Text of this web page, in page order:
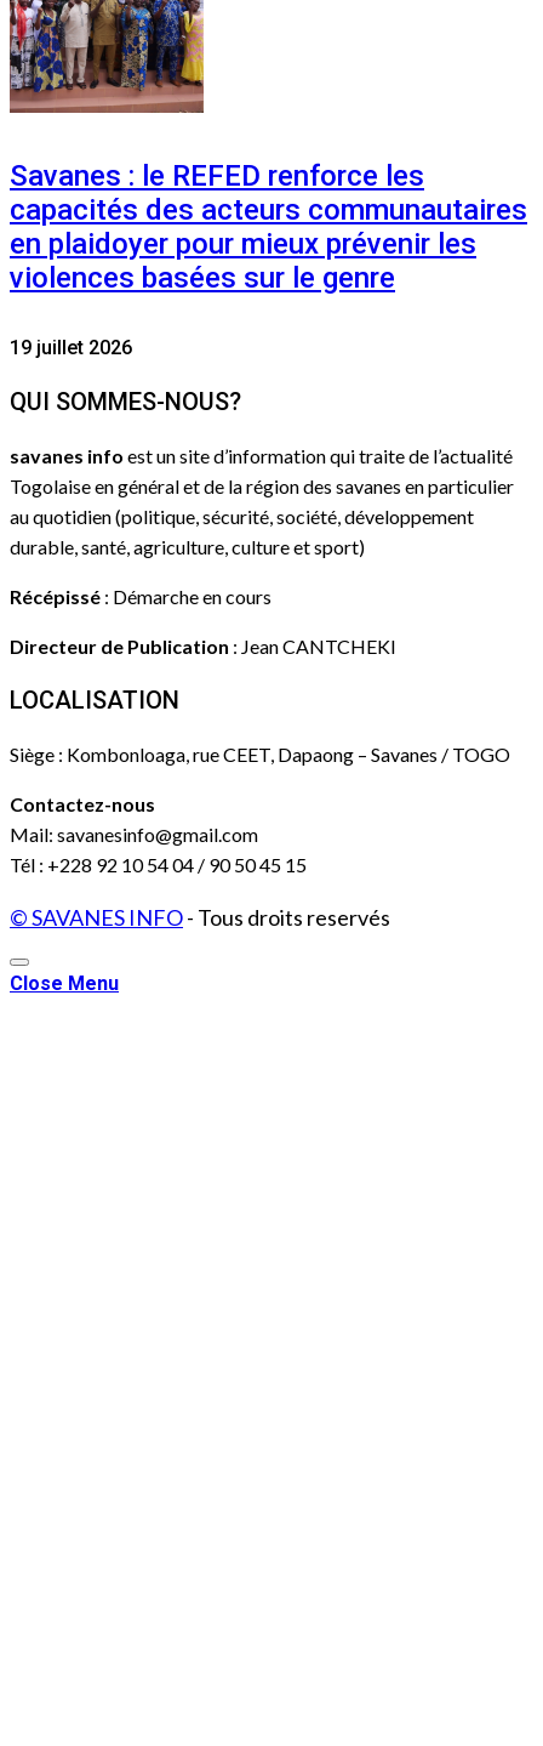
Savanes : le REFED renforce les
capacités des acteurs communautaires
en plaidoyer pour mieux prévenir les
violences basées sur le genre
19 juillet 2026
QUI SOMMES-NOUS?
savanes info est un site d’information qui traite de l’actualité
Togolaise en général et de la région des savanes en particulier
au quotidien (politique, sécurité, société, développement
durable, santé, agriculture, culture et sport)
Récépissé : Démarche en cours
Directeur de Publication : Jean CANTCHEKI
LOCALISATION
Siège : Kombonloaga, rue CEET, Dapaong – Savanes / TOGO
Contactez-nous
Mail: savanesinfo@gmail.com
Tél : +228 92 10 54 04 / 90 50 45 15
© SAVANES INFO- Tous droits reservés
Close Menu